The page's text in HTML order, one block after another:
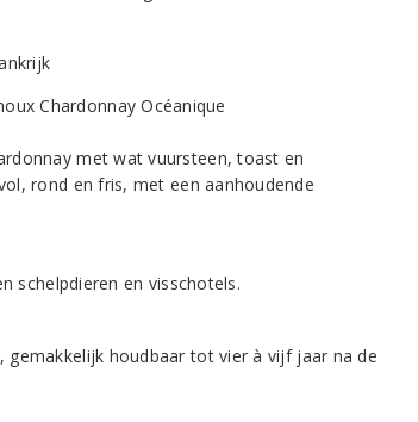
met wat vuursteen, toast en
rond en fris, met een aanhoudende
schelpdieren en visschotels.
gemakkelijk houdbaar tot vier à vijf jaar na de